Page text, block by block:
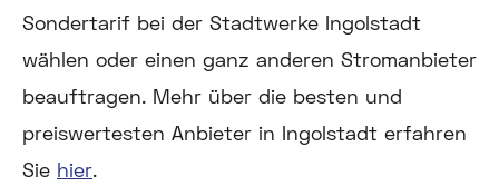
Sondertarif bei der Stadtwerke Ingolstadt
wählen oder einen ganz anderen Stromanbieter
beauftragen. Mehr über die besten und
preiswertesten Anbieter in Ingolstadt erfahren
Sie hier.